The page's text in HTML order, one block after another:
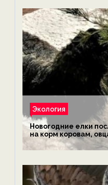
Экология
Новогодние елки
на корм коровам,
обезьянам, львам и
экологии на